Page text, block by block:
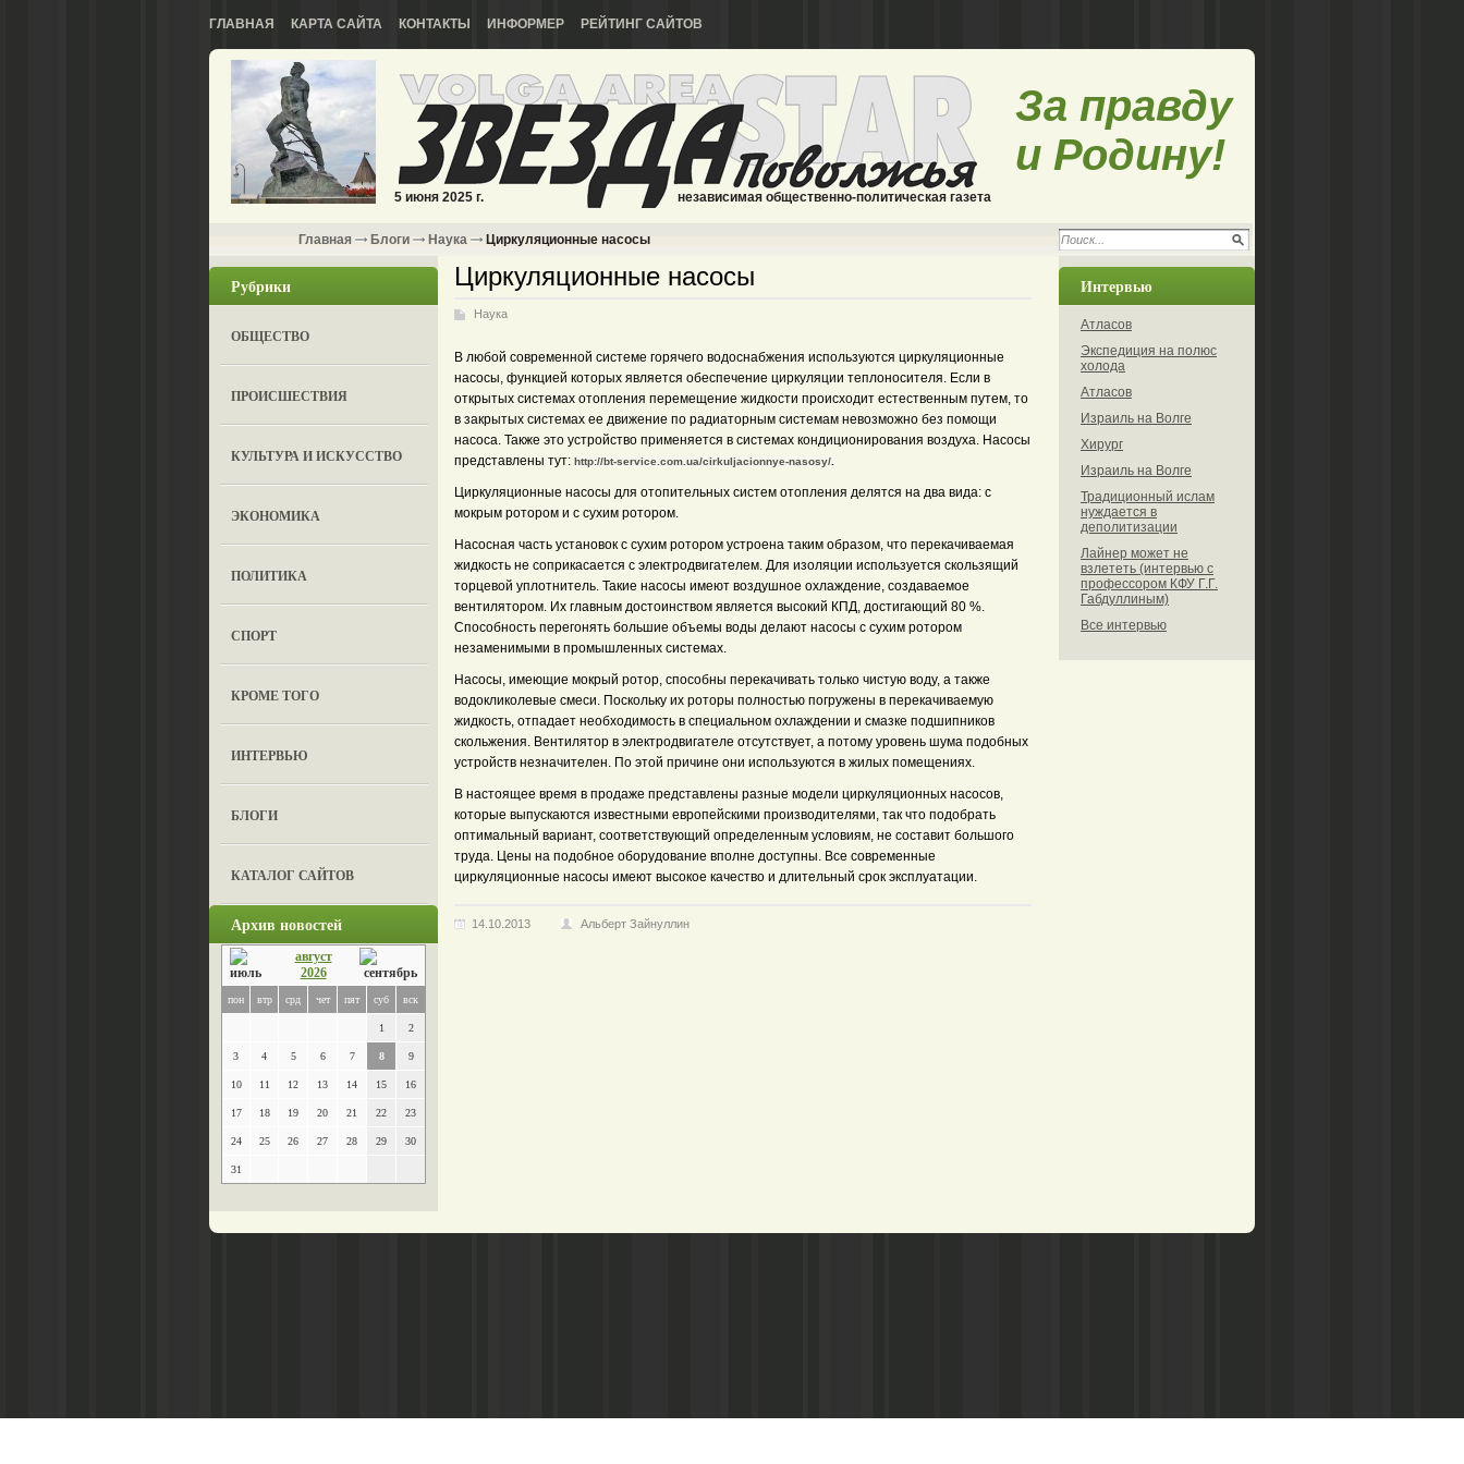
ГЛАВНАЯ КАРТА САЙТА КОНТАКТЫ ИНФОРМЕР РЕЙТИНГ САЙТОВ
5 июня 2025 г. независимая общественно-политическая газета
За правду
и Родину!
Главная Блоги Наука Циркуляционные насосы
Рубрики
ОБЩЕСТВО
ПРОИСШЕСТВИЯ
КУЛЬТУРА И ИСКУССТВО
ЭКОНОМИКА
ПОЛИТИКА
СПОРТ
КРОМЕ ТОГО
ИНТЕРВЬЮ
БЛОГИ
КАТАЛОГ САЙТОВ
Архив новостей
август
2026
пон втр срд чет пят суб вск
1 2
3 4 5 6 7 8 9
10 11 12 13 14 15 16
17 18 19 20 21 22 23
24 25 26 27 28 29 30
31
Циркуляционные насосы
Наука
В любой современной системе горячего водоснабжения используются циркуляционные
насосы, функцией которых является обеспечение циркуляции теплоносителя. Если в
открытых системах отопления перемещение жидкости происходит естественным путем, то
в закрытых системах ее движение по радиаторным системам невозможно без помощи
насоса. Также это устройство применяется в системах кондиционирования воздуха. Насосы
представлены тут: http://bt-service.com.ua/cirkuljacionnye-nasosy/
Циркуляционные насосы для отопительных систем отопления делятся на два вида: с
мокрым ротором и с сухим ротором.
Насосная часть установок с сухим ротором устроена таким образом, что перекачиваемая
жидкость не соприкасается с электродвигателем. Для изоляции используется скользящий
торцевой уплотнитель. Такие насосы имеют воздушное охлаждение, создаваемое
вентилятором. Их главным достоинством является высокий КПД, достигающий 80 %.
Способность перегонять большие объемы воды делают насосы с сухим ротором
незаменимыми в промышленных системах.
Насосы, имеющие мокрый ротор, способны перекачивать только чистую воду, а также
водокликолевые смеси. Поскольку их роторы полностью погружены в перекачиваемую
жидкость, отпадает необходимость в специальном охлаждении и смазке подшипников
скольжения. Вентилятор в электродвигателе отсутствует, а потому уровень шума подобных
устройств незначителен. По этой причине они используются в жилых помещениях.
В настоящее время в продаже представлены разные модели циркуляционных насосов,
которые выпускаются известными европейскими производителями, так что подобрать
оптимальный вариант, соответствующий определенным условиям, не составит большого
труда. Цены на подобное оборудование вполне доступны. Все современные
циркуляционные насосы имеют высокое качество и длительный срок эксплуатации.
14.10.2013 Альберт Зайнуллин
Интервью
Атласов
Экспедиция на полюс
холода
Атласов
Израиль на Волге
Хирург
Израиль на Волге
Традиционный ислам
нуждается в
деполитизации
Лайнер может не
взлететь (интервью с
профессором КФУ Г.Г.
Габдуллиным)
Все интервью